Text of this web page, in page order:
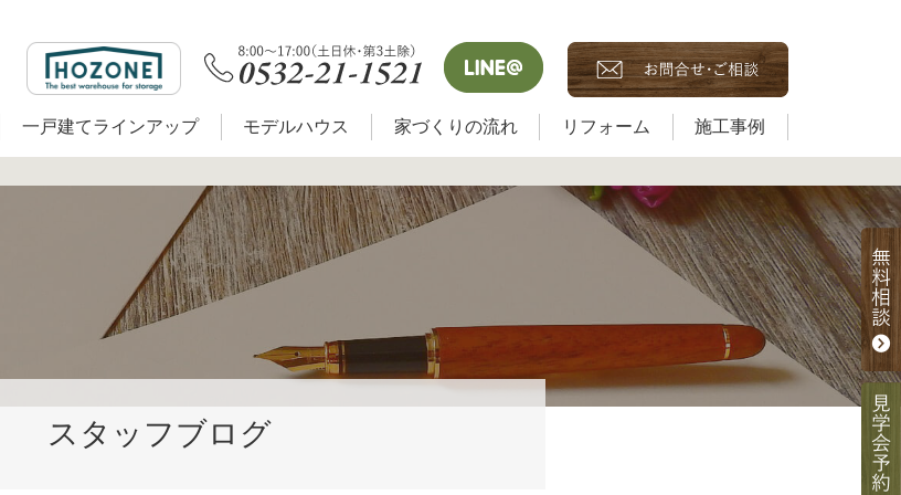
一戸建てラインアップ モデルハウス 家づくりの流れ リフォーム 施工事例
スタッフブログ